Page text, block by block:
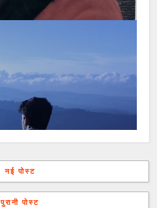
नई पोस्ट
पुरानी पोस्ट